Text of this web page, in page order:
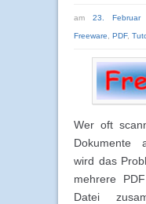
am 23. Februar
Freeware PDF,
Wer oft
Dokumente
wird das
mehrere
Datei